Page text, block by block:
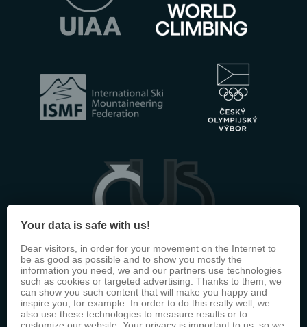
Your data is safe with us!
Dear visitors, in order for your movement on the Internet to
be as good as possible and to show you mostly the
information you need, we and our partners use technologies
such as cookies or targeted advertising. Thanks to them, we
can show you such content that will make you happy and
inspire you, for example. In order to do this really well, we
also use these technologies to measure results or to